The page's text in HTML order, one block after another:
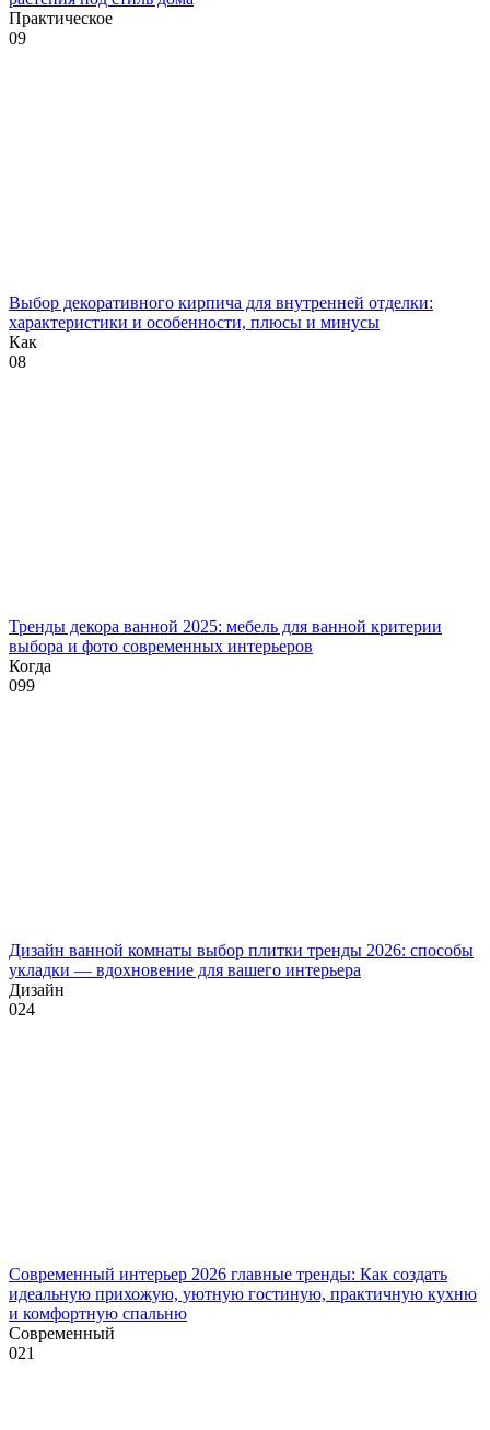
Практическое
09
Выбор декоративного кирпича для внутренней отделки:
характеристики и особенности, плюсы и минусы
Как
08
Тренды декора ванной 2025: мебель для ванной критерии
выбора и фото современных интерьеров
Когда
099
Дизайн ванной комнаты выбор плитки тренды 2026: способы
укладки — вдохновение для вашего интерьера
Дизайн
024
Современный интерьер 2026 главные тренды: Как создать
идеальную прихожую, уютную гостиную, практичную кухню
и комфортную спальню
Современный
021